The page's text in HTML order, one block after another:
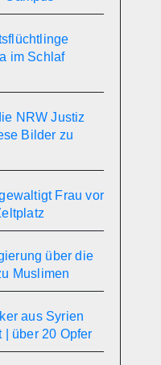
im Schlaf
NRW Justiz
Bilder zu
Frau vor
über die
Muslimen
aus Syrien
über 20 Opfer